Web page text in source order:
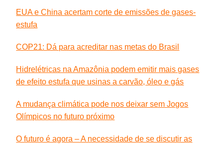
EUA e China acertam corte de emissões de gases-
estufa
COP21: Dá para acreditar nas metas do Brasil
Hidrelétricas na Amazônia podem emitir mais gases
de efeito estufa que usinas a carvão, óleo e gás
A mudança climática pode nos deixar sem Jogos
Olímpicos no futuro próximo
O futuro é agora – A necessidade de se discutir as